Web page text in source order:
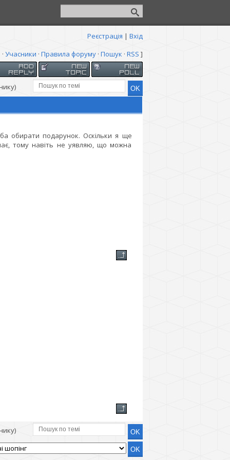
Реєстрація | Вхід
· Учасники · Правила форуму· Пошук · RSS ]
обирати подарунок. Оскільки я ще
тому навіть не уявляю, що можна